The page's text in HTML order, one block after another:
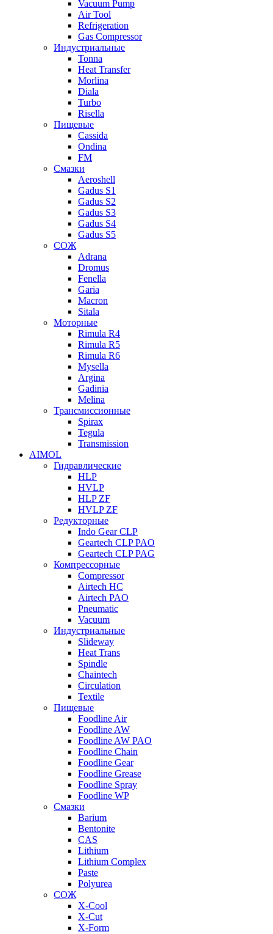
Vacuum Pump
Air Tool
Refrigeration
Gas Compressor
Индустриальные
Tonna
Heat Transfer
Morlina
Diala
Turbo
Risella
Пищевые
Cassida
Ondina
FM
Смазки
Aeroshell
Gadus S1
Gadus S2
Gadus S3
Gadus S4
Gadus S5
СОЖ
Adrana
Dromus
Fenella
Garia
Macron
Sitala
Моторные
Rimula R4
Rimula R5
Rimula R6
Mysella
Argina
Gadinia
Melina
Трансмиссионные
Spirax
Tegula
Transmission
AIMOL
Гидравлические
HLP
HVLP
HLP ZF
HVLP ZF
Редукторные
Indo Gear CLP
Geartech CLP PAO
Geartech CLP PAG
Компрессорные
Compressor
Airtech HC
Airtech PAO
Pneumatic
Vacuum
Индустриальные
Slideway
Heat Trans
Spindle
Chaintech
Circulation
Textile
Пищевые
Foodline Air
Foodline AW
Foodline AW PAO
Foodline Chain
Foodline Gear
Foodline Grease
Foodline Spray
Foodline WP
Смазки
Barium
Bentonite
CAS
Lithium
Lithium Complex
Paste
Polyurea
СОЖ
X-Cool
X-Cut
X-Form